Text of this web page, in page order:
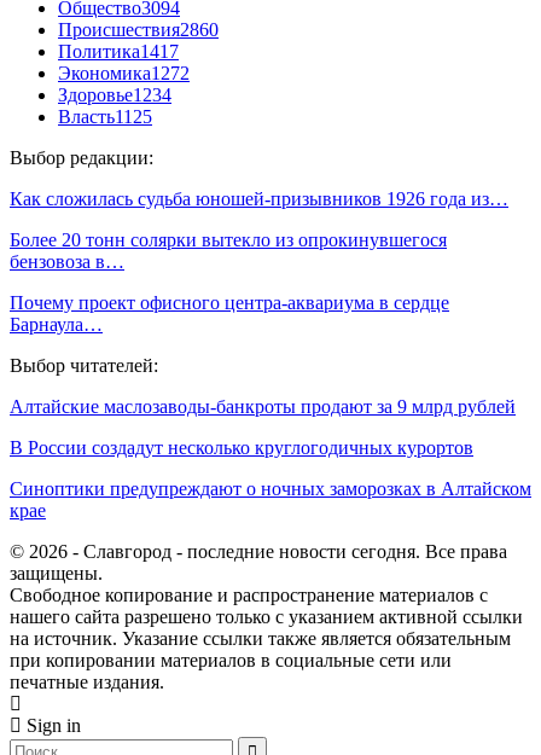
Общество3094
Происшествия2860
Политика1417
Экономика1272
Здоровье1234
Власть1125
Выбор редакции:
Как сложилась судьба юношей-призывников 1926 года из…
Более 20 тонн солярки вытекло из опрокинувшегося
бензовоза в…
Почему проект офисного центра-аквариума в сердце
Барнаула…
Выбор читателей:
Алтайские маслозаводы-банкроты продают за 9 млрд рублей
В России создадут несколько круглогодичных курортов
Синоптики предупреждают о ночных заморозках в Алтайском
крае
© 2026 - Славгород - последние новости сегодня. Все права
защищены.
Свободное копирование и распространение материалов с
нашего сайта разрешено только с указанием активной ссылки
на источник. Указание ссылки также является обязательным
при копировании материалов в социальные сети или
печатные издания.
Sign in